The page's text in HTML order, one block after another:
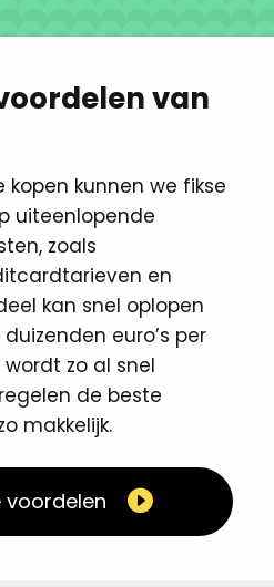
van
kunnen we fikse
uiteenlopende
zoals
en
kan snel oplopen
euro’s per
zo al snel
de beste
makkelijk.
voordelen